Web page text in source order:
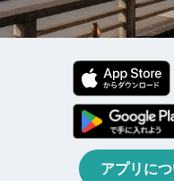
アプリに